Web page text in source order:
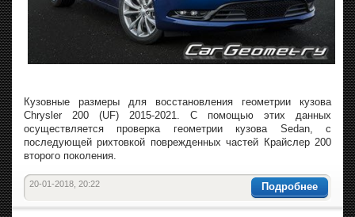
Кузовные размеры для восстановления геометрии кузова
Chrysler 200 (UF) 2015-2021. С помощью этих данных
осуществляется проверка геометрии кузова Sedan, с
последующей рихтовкой поврежденных частей Крайслер 200
второго поколения.
Подробнее
20-01-2018, 20:22